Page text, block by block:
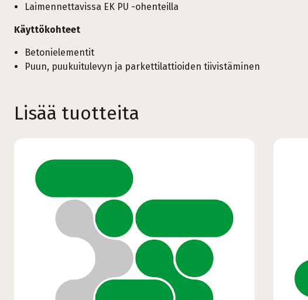
Laimennettavissa EK PU -ohenteilla
Käyttökohteet
Betonielementit
Puun, puukuitulevyn ja parkettilattioiden tiivistäminen
Lisää tuotteita